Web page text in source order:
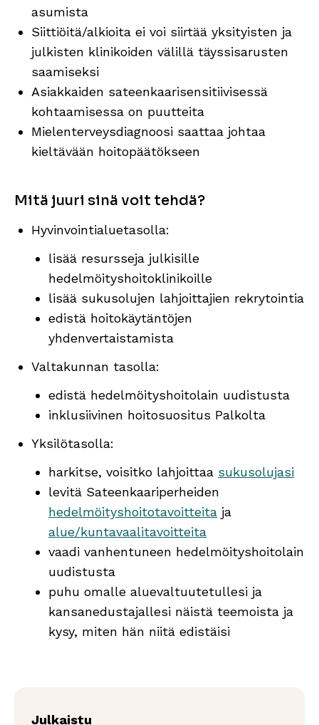
Julkaistu
asumista
Siittiöitä/alkioita ei voi siirtää yksityisten ja
julkisten klinikoiden välillä täyssisarusten
saamiseksi
Asiakkaiden sateenkaarisensitiivisessä
kohtaamisessa on puutteita
Mielenterveysdiagnoosi saattaa johtaa
kieltävään hoitopäätökseen
Mitä juuri sinä voit tehdä?
Hyvinvointialuetasolla:
lisää resursseja julkisille
hedelmöityshoitoklinikoille
lisää sukusolujen lahjoittajien rekrytointia
edistä hoitokäytäntöjen
yhdenvertaistamista
Valtakunnan tasolla:
edistä hedelmöityshoitolain uudistusta
inklusiivinen hoitosuositus Palkolta
Yksilötasolla:
harkitse, voisitko lahjoittaa sukusolujasi
levitä Sateenkaariperheiden
hedelmöityshoitotavoitteita ja
alue/kuntavaalitavoitteita
vaadi vanhentuneen hedelmöityshoitolain
uudistusta
puhu omalle aluevaltuutetullesi ja
kansanedustajallesi näistä teemoista ja
kysy, miten hän niitä edistäisi